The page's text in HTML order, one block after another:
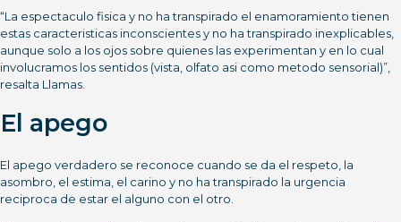
“La espectaculo fisica y no ha transpirado el enamoramiento tienen
estas caracteristicas inconscientes y no ha transpirado inexplicables,
aunque solo a los ojos sobre quienes las experimentan y en lo cual
involucramos los sentidos (vista, olfato asi­ como metodo sensorial)”,
resalta Llamas.
El apego
El apego verdadero se reconoce cuando se da el respeto, la
asombro, el estima, el carino y no ha transpirado la urgencia
reciproca de estar el alguno con el otro.